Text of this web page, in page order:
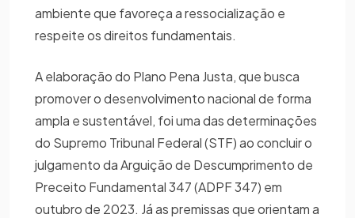
ambiente que favoreça a ressocialização e
respeite os direitos fundamentais.
A elaboração do Plano Pena Justa, que busca
promover o desenvolvimento nacional de forma
ampla e sustentável, foi uma das determinações
do Supremo Tribunal Federal (STF) ao concluir o
julgamento da Arguição de Descumprimento de
Preceito Fundamental 347 (ADPF 347) em
outubro de 2023. Já as premissas que orientam a